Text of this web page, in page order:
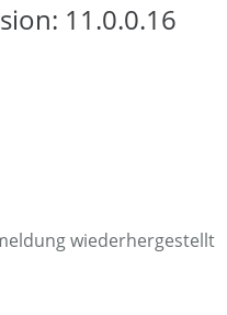
11.0.0.16
wiederhergestellt